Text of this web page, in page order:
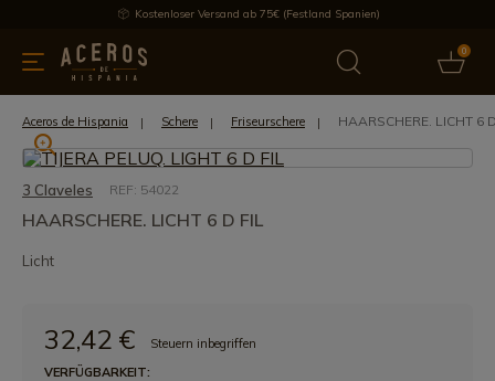
Kostenloser Versand ab 75€ (Festland Spanien)
0
Bietet Aktuelles Bestseller
Aceros de Hispania Schere Friseurschere HAARSCHERE. LICHT 6
3 Claveles REF: 54022
HAARSCHERE. LICHT 6 D FIL
Licht
32,42 €
Steuern inbegriffen
VERFÜGBARKEIT: